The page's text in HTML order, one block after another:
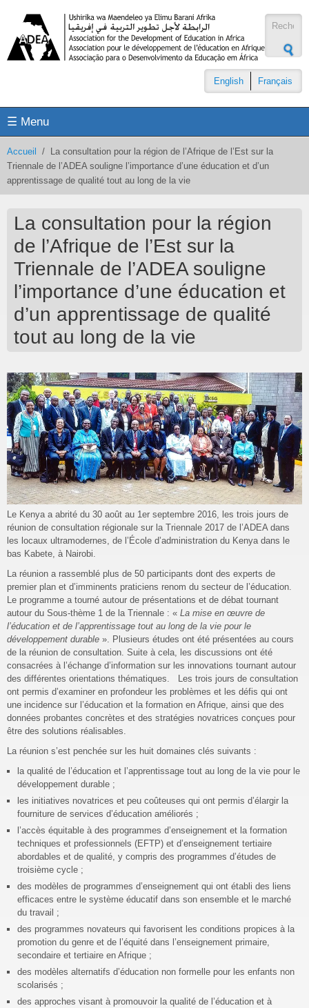
English Français
☰ Menu
Accueil /
La consultation pour la région de l’Afrique de l’Est sur la
Triennale de l’ADEA souligne l’importance d’une éducation et d’un
apprentissage de qualité tout au long de la vie
La consultation pour la région
de l’Afrique de l’Est sur la
Triennale de l’ADEA souligne
l’importance d’une éducation et
d’un apprentissage de qualité
tout au long de la vie
Le Kenya a abrité du 30 août au 1er septembre 2016, les trois jours de
réunion de consultation régionale sur la Triennale 2017 de l’ADEA dans
les locaux ultramodernes, de l’École d’administration du Kenya dans le
bas Kabete, à Nairobi.
La réunion a rassemblé plus de 50 participants dont des experts de
premier plan et d’imminents praticiens renom du secteur de l’éducation.
Le programme a tourné autour de présentations et de débat tournant
autour du Sous-thème 1 de la Triennale : « La mise en œuvre de
l’éducation et de l’apprentissage tout au long de la vie pour le
développement durable ». Plusieurs études ont été présentées au cours
de la réunion de consultation. Suite à cela, les discussions ont été
consacrées à l’échange d’information sur les innovations tournant autour
des différentes orientations thématiques. Les trois jours de consultation
ont permis d’examiner en profondeur les problèmes et les défis qui ont
une incidence sur l’éducation et la formation en Afrique, ainsi que des
données probantes concrètes et des stratégies novatrices conçues pour
être des solutions réalisables.
La réunion s’est penchée sur les huit domaines clés suivants :
la qualité de l’éducation et l’apprentissage tout au long de la vie pour le
développement durable ;
les initiatives novatrices et peu coûteuses qui ont permis d’élargir la
fourniture de services d’éducation améliorés ;
l’accès équitable à des programmes d’enseignement et la formation
techniques et professionnels (EFTP) et d’enseignement tertiaire
abordables et de qualité, y compris des programmes d’études de
troisième cycle ;
des modèles de programmes d’enseignement qui ont établi des liens
efficaces entre le système éducatif dans son ensemble et le marché
du travail ;
des programmes novateurs qui favorisent les conditions propices à la
promotion du genre et de l’équité dans l’enseignement primaire,
secondaire et tertiaire en Afrique ;
des modèles alternatifs d’éducation non formelle pour les enfants non
scolarisés ;
des approches visant à promouvoir la qualité de l’éducation et à